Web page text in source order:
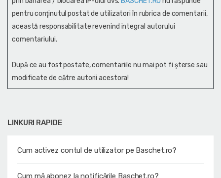
LINKURI RAPIDE
Cum activez contul de utilizator pe Baschet.ro?
Cum mă abonez la notificările Baschet.ro?
pentru conţinutul postat de utilizatori în rubrica de comentarii,
această responsabilitate revenind integral autorului
comentariului.
După ce au fost postate, comentariile nu mai pot fi șterse sau
modificate de către autorii acestora!